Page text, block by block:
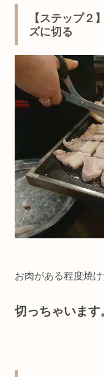
【ステップ２
ズに切る
お肉がある程度焼
切っちゃいます